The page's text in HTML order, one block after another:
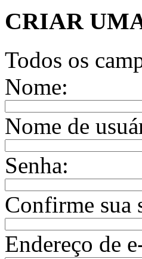
CRIAR
Todos os
Nome:
Nome de
Senha:
Confirme sua
Endereço de